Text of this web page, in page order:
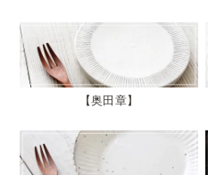
奥田章